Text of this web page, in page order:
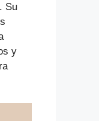
Su
y